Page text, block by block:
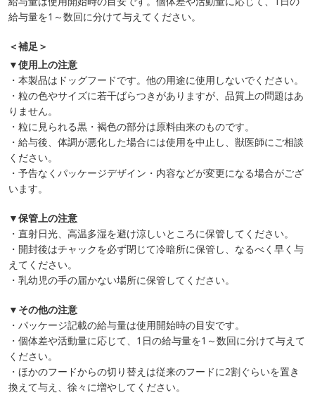
給与量を1～数回に分けて与えてください。
＜補足＞
▼使用上の注意
・本製品はドッグフードです。他の用途に使用しないでください。
・粒の色やサイズに若干ばらつきがありますが、品質上の問題はあ
りません。
・粒に見られる黒・褐色の部分は原料由来のものです。
・給与後、体調が悪化した場合には使用を中止し、獣医師にご相談
ください。
・予告なくパッケージデザイン・内容などが変更になる場合がござ
います。
▼保管上の注意
・直射日光、高温多湿を避け涼しいところに保管してください。
・開封後はチャックを必ず閉じて冷暗所に保管し、なるべく早く与
えてください。
・乳幼児の手の届かない場所に保管してください。
▼その他の注意
・パッケージ記載の給与量は使用開始時の目安です。
・個体差や活動量に応じて、1日の給与量を1～数回に分けて与えて
ください。
・ほかのフードからの切り替えは従来のフードに2割ぐらいを置き
換えて与え、徐々に増やしてください。